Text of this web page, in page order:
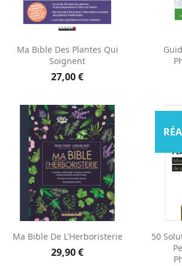
Ma Bible Des Plantes Qui
Soignent
27,00 €
Ma Bible De L'Herboristerie
29,90 €
50